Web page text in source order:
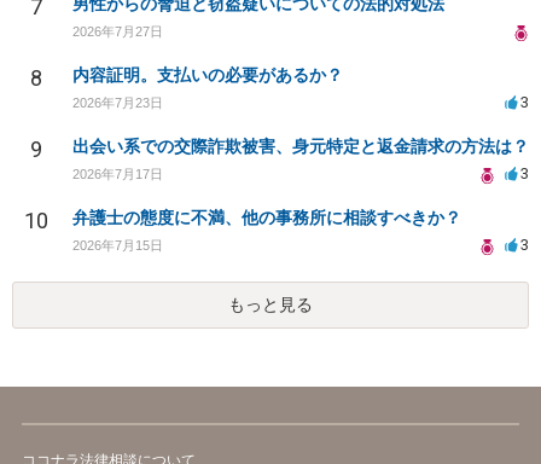
7
2026年7月27日
8 内容証明。支払いの必要があるか？
2026年7月23日 3
9 出会い系での交際詐欺被害、身元特定と返金請求の方法は？
2026年7月17日 3
10 弁護士の態度に不満、他の事務所に相談すべきか？
2026年7月15日 3
もっと見る
ココナラ法律相談について